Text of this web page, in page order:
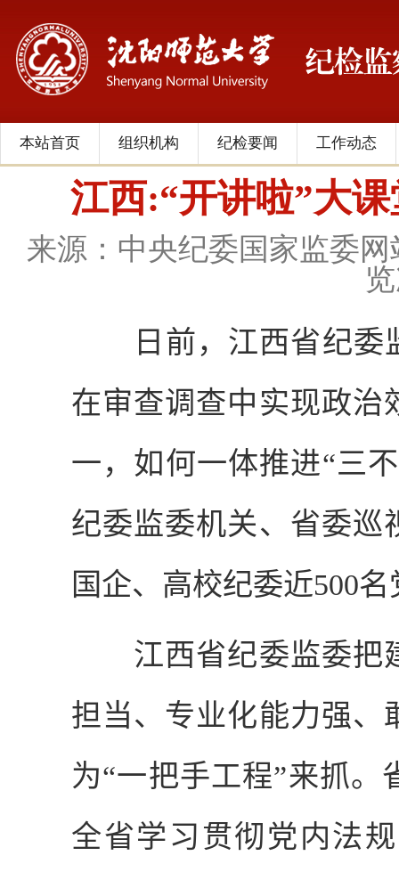
本站首页 组织机构 纪检要闻 工作动态
江西:“开讲啦”大
来源：中央纪委国家监委网
日前，江西省纪委
在审查调查中实现政治
一，如何一体推进“三
纪委监委机关、省委巡
国企、高校纪委近500名
江西省纪委监委把
担当、专业化能力强、
为“一把手工程”来抓
全省学习贯彻党内法